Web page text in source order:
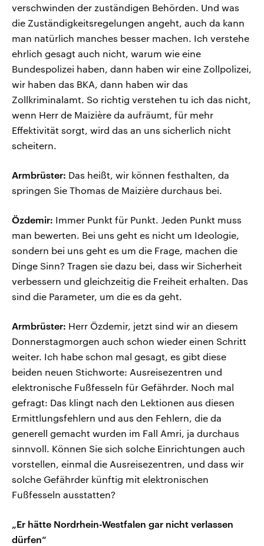
verschwinden der zuständigen Behörden. Und was
die Zuständigkeitsregelungen angeht, auch da kann
man natürlich manches besser machen. Ich verstehe
ehrlich gesagt auch nicht, warum wie eine
Bundespolizei haben, dann haben wir eine Zollpolizei,
wir haben das BKA, dann haben wir das
Zollkriminalamt. So richtig verstehen tu ich das nicht,
wenn Herr de Maizière da aufräumt, für mehr
Effektivität sorgt, wird das an uns sicherlich nicht
scheitern.
Armbrüster: Das heißt, wir können festhalten, da
springen Sie Thomas de Maizière durchaus bei.
Özdemir: Immer Punkt für Punkt. Jeden Punkt muss
man bewerten. Bei uns geht es nicht um Ideologie,
sondern bei uns geht es um die Frage, machen die
Dinge Sinn? Tragen sie dazu bei, dass wir Sicherheit
verbessern und gleichzeitig die Freiheit erhalten. Das
sind die Parameter, um die es da geht.
Armbrüster: Herr Özdemir, jetzt sind wir an diesem
Donnerstagmorgen auch schon wieder einen Schritt
weiter. Ich habe schon mal gesagt, es gibt diese
beiden neuen Stichworte: Ausreisezentren und
elektronische Fußfesseln für Gefährder. Noch mal
gefragt: Das klingt nach den Lektionen aus diesen
Ermittlungsfehlern und aus den Fehlern, die da
generell gemacht wurden im Fall Amri, ja durchaus
sinnvoll. Können Sie sich solche Einrichtungen auch
vorstellen, einmal die Ausreisezentren, und dass wir
solche Gefährder künftig mit elektronischen
Fußfesseln ausstatten?
„Er hätte Nordrhein-Westfalen gar nicht verlassen
dürfen“